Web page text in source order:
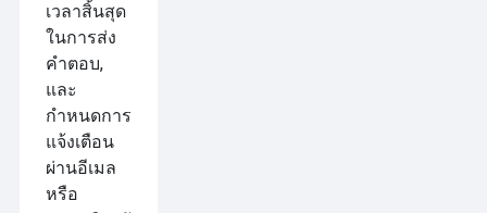
เวลาสิ้นสุด
ในการส่ง
คำตอบ,
และ
กำหนดการ
แจ้งเตือน
ผ่านอีเมล
หรือ